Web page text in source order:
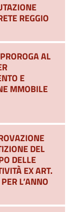
REGGIO
AL
E
MMOBILE
DEL
DELLE
EX ART.
L’ANNO